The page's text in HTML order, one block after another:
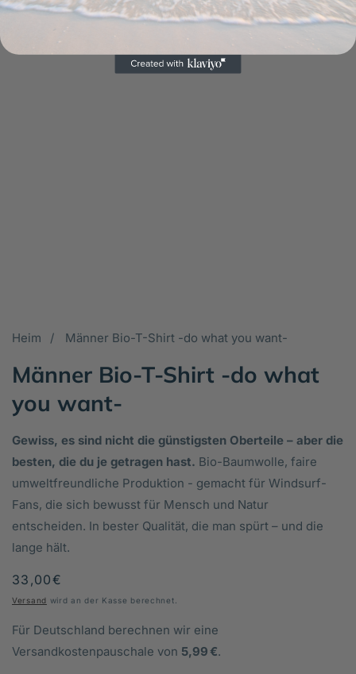
in
öffnen
Heim Männer Bio-T-Shirt -do what you want-
Männer Bio-T-Shirt -do what
you want-
Gewiss, es sind nicht die günstigsten Oberteile – aber die
besten, die du je getragen hast. Bio-Baumwolle, faire
umweltfreundliche Produktion - gemacht für Windsurf-
Fans, die sich bewusst für Mensch und Natur
entscheiden. In bester Qualität, die man spürt – und die
lange hält.
Normaler
Preis
33,00€
Versand wird an der Kasse berechnet.
Für Deutschland berechnen wir eine
Versandkostenpauschale von 5,99 €.